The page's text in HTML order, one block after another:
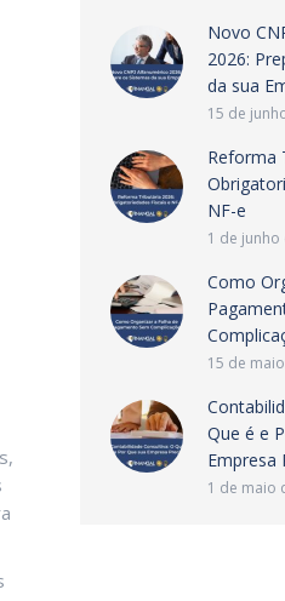
Novo
2026:
da sua
15 de
Reforma
NF-e
1 de junho
Como
15 de
Que é e
Empresa
1 de maio